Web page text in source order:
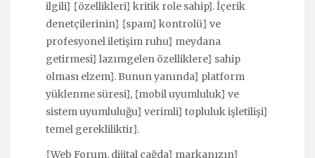
ilgili} {özellikleri} kritik role sahip}. İçerik
denetçilerinin} {spam} kontrolü} ve
profesyonel iletişim ruhu} meydana
getirmesi} lazımgelen özelliklere} sahip
olması elzem}. Bunun yanında} platform
yüklenme süresi}, {mobil uyumluluk} ve
sistem uyumluluğu} verimli} topluluk işletilişi}
temel gerekliliktir}.
{Web Forum, dijital çağda} markanızın}